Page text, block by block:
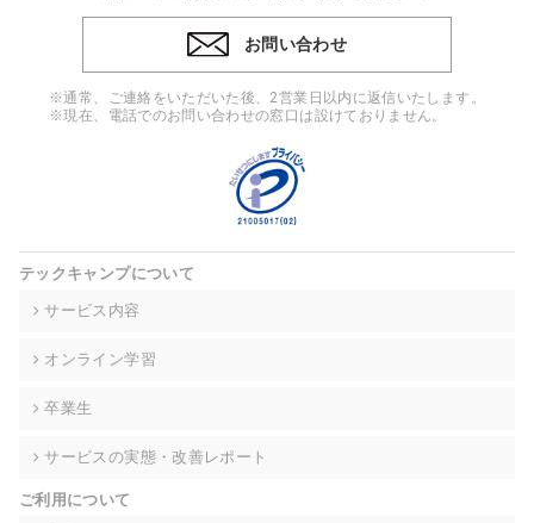
4. 個人情報の第三者提供
ンをとるために、氏名等の一部の情報をサービス内で使用する
チャットツールで発信することにより、本サービスの他の利用
者等に提供することがあります。
当社は事業運営上、前項利用目的の範囲に限って個人情報を外
高い委託先を選定し、個人情報の適正管理・機密保持について
個人情報の開示等(利用目的の通知、開示、内容の訂正・追加・
て、下記の当社問合わせ窓口に申し出ることができます。その
的な期間内に対応いたします。ただし、申請が本人確認が不可
により、ご希望に添えない場合があります。 なお、アクセスロ
お問い合わせ
※通常、ご連絡をいただいた後、2営業日以内に返信いたします。
※現在、電話でのお問い合わせの窓口は設けておりません。
テックキャンプについて
サービス内容
オンライン学習
卒業生
サービスの実態・改善レポート
ご利用について